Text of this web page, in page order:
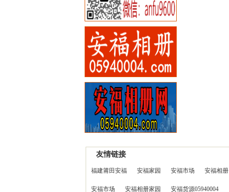
友情链接
福建莆田安福 安福家园 安福市场 安福相册
安福市场 安福相册家园 安福货源05940004